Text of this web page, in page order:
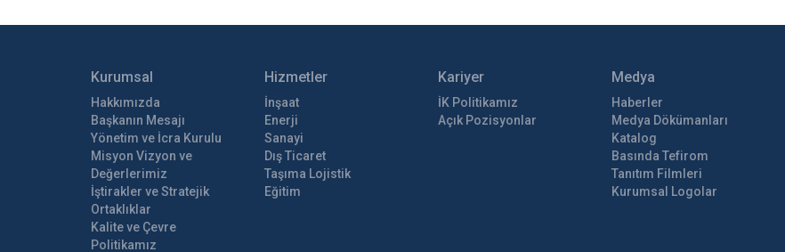
Kurumsal
Hakkımızda
Başkanın Mesajı
Yönetim ve İcra Kurulu
Misyon Vizyon ve
Değerlerimiz
İştirakler ve Stratejik
Ortaklıklar
Kalite ve Çevre
Politikamız
Hizmetler
İnşaat
Enerji
Sanayi
Dış Ticaret
Taşıma Lojistik
Eğitim
Kariyer
İK Politikamız
Açık Pozisyonlar
Medya
Haberler
Medya Dökümanları
Katalog
Basında Tefirom
Tanıtım Filmleri
Kurumsal Logolar